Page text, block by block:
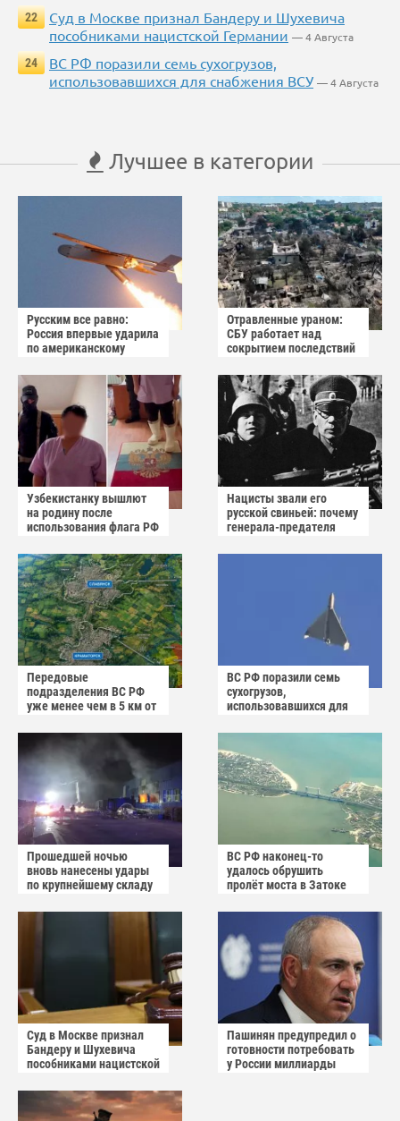
22
Суд в Москве признал Бандеру и Шухевича
пособниками нацистской Германии — 4 Августа
24
ВС РФ поразили семь сухогрузов,
использовавшихся для снабжения ВСУ — 4 Августа
Лучшее в категории
Русским все равно:
Россия впервые ударила
по американскому
Отравленные ураном:
СБУ работает над
сокрытием последствий
Узбекистанку вышлют
на родину после
использования флага РФ
Нацисты звали его
русской свиньей: почему
генерала-предателя
публичного суда
Передовые
подразделения ВС РФ
уже менее чем в 5 км от
Славянска
ВС РФ поразили семь
сухогрузов,
использовавшихся для
Прошедшей ночью
вновь нанесены удары
по крупнейшему складу
маркетплейса Rozetka
ВС РФ наконец-то
удалось обрушить
пролёт моста в Затоке
Суд в Москве признал
Бандеру и Шухевича
пособниками нацистской
Пашинян предупредил о
готовности потребовать
у России миллиарды